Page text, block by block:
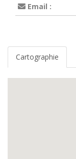
Email :
Cartographie